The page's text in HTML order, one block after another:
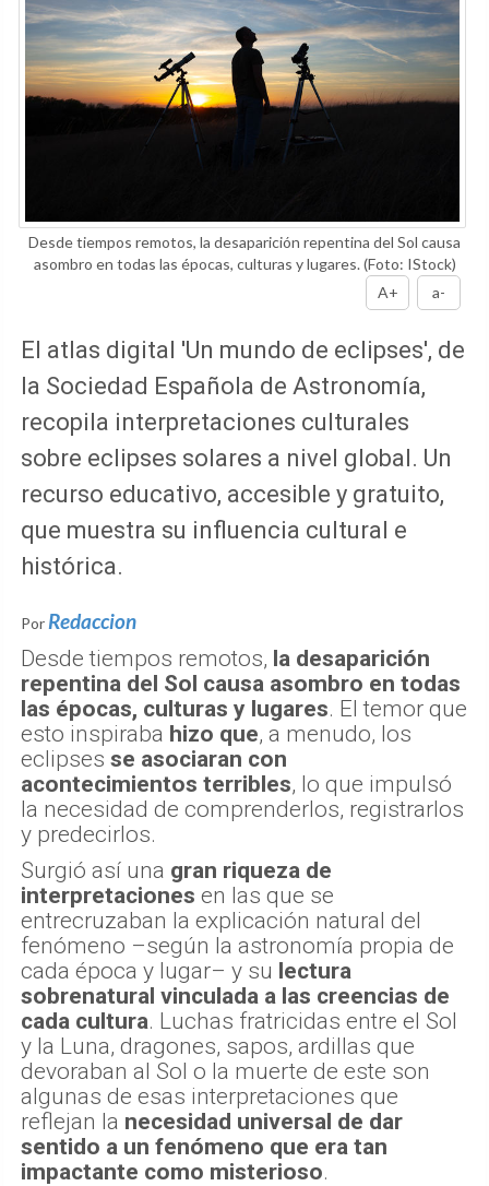
Desde tiempos remotos, la desaparición repentina del Sol causa
asombro en todas las épocas, culturas y lugares.(Foto: IStock)
A+
a-
El atlas digital 'Un mundo de eclipses', de
la Sociedad Española de Astronomía,
recopila interpretaciones culturales
sobre eclipses solares a nivel global. Un
recurso educativo, accesible y gratuito,
que muestra su influencia cultural e
histórica.
Por Redaccion
Desde tiempos remotos, la desaparición
repentina del Sol causa asombro en todas
las épocas, culturas y lugares. El temor que
esto inspiraba hizo que, a menudo, los
eclipses se asociaran con
acontecimientos terribles, lo que impulsó
la necesidad de comprenderlos, registrarlos
y predecirlos.
Surgió así una gran riqueza de
interpretaciones en las que se
entrecruzaban la explicación natural del
fenómeno –según la astronomía propia de
cada época y lugar– y su lectura
sobrenatural vinculada a las creencias de
cada cultura. Luchas fratricidas entre el Sol
y la Luna, dragones, sapos, ardillas que
devoraban al Sol o la muerte de este son
algunas de esas interpretaciones que
reflejan la necesidad universal de dar
sentido a un fenómeno que era tan
impactante como misterioso.